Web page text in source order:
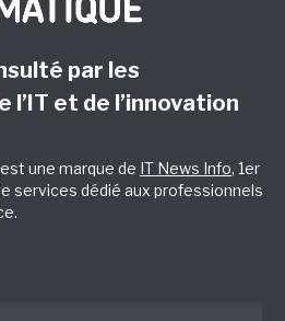
par les
et de l’innovation
une marque de IT News Info, 1er
services dédié aux professionnels